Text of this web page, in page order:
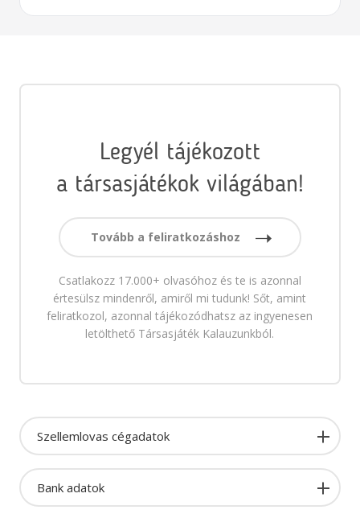
Legyél tájékozott
a társasjátékok világában!
Tovább a feliratkozáshoz
Csatlakozz 17.000+ olvasóhoz és te is azonnal
értesülsz mindenről, amiről mi tudunk! Sőt, amint
feliratkozol, azonnal tájékozódhatsz az ingyenesen
letölthető Társasjáték Kalauzunkból.
Szellemlovas cégadatok
Bank adatok